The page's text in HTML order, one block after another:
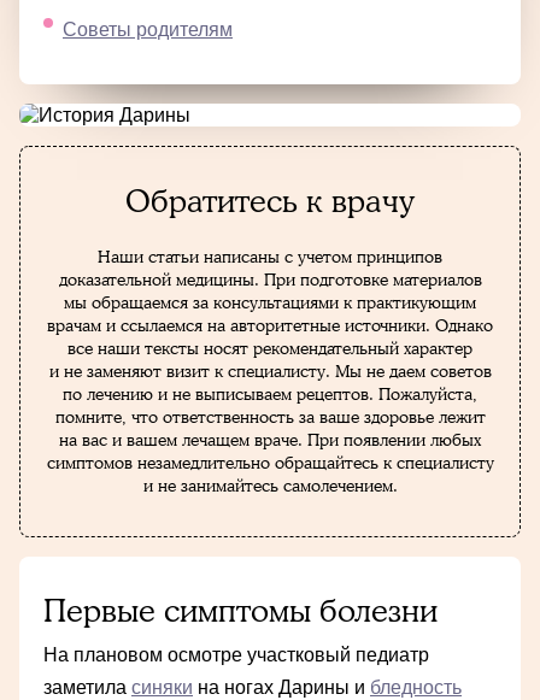
Советы родителям
Обратитесь к врачу
Наши статьи написаны с учетом принципов
доказательной медицины. При подготовке материалов
мы обращаемся за консультациями к практикующим
врачам и ссылаемся на авторитетные источники. Однако
все наши тексты носят рекомендательный характер
и не заменяют визит к специалисту. Мы не даем советов
по лечению и не выписываем рецептов. Пожалуйста,
помните, что ответственность за ваше здоровье лежит
на вас и вашем лечащем враче. При появлении любых
симптомов незамедлительно обращайтесь к специалисту
и не занимайтесь самолечением.
Первые симптомы болезни
На плановом осмотре участковый педиатр
заметила синяки на ногах Дарины и бледность